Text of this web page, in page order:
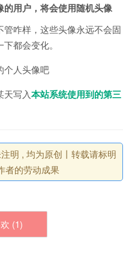
用户，将会使用随机头像
咋样，这些头像永远不会固
都会变化。
人头像吧
天写入本站系统使用到的第三
明 , 均为原创丨转载请标明
者的劳动成果
(1)